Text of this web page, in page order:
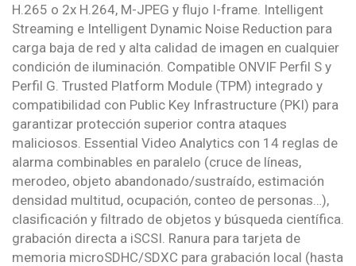
H.265 o 2x H.264, M-JPEG y flujo I-frame. Intelligent
Streaming e Intelligent Dynamic Noise Reduction para
carga baja de red y alta calidad de imagen en cualquier
condición de iluminación. Compatible ONVIF Perfil S y
Perfil G. Trusted Platform Module (TPM) integrado y
compatibilidad con Public Key Infrastructure (PKI) para
garantizar protección superior contra ataques
maliciosos. Essential Video Analytics con 14 reglas de
alarma combinables en paralelo (cruce de líneas,
merodeo, objeto abandonado/sustraído, estimación
densidad multitud, ocupación, conteo de personas…),
clasificación y filtrado de objetos y búsqueda científica.
grabación directa a iSCSI. Ranura para tarjeta de
memoria microSDHC/SDXC para grabación local (hasta